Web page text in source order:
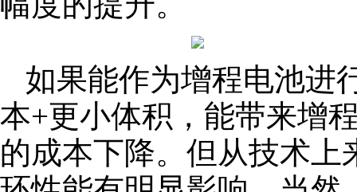
如果能作为增程电池进
本+更小体积，能带来增
的成本下降。但从技术